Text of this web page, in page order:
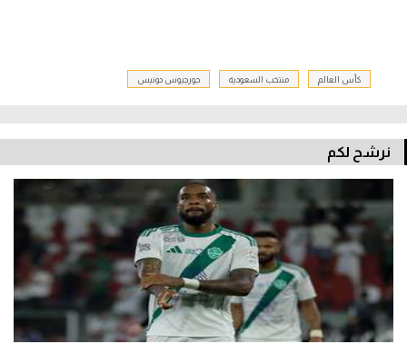
كأس العالم منتخب السعودية جورجيوس دونيس
نرشح لكم